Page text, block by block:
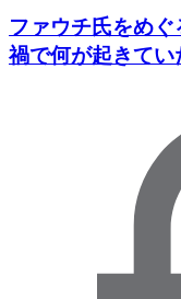
ファウチ氏をめ
禍で何が起きてい